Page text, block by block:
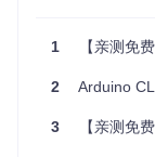
强大兼容性：
文档齐全：详
手并深入挖掘
1 【亲测免费
2 Arduino
3 【亲测免